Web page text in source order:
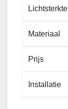
Lichtsterkte
Materiaal
Prijs
Installatie